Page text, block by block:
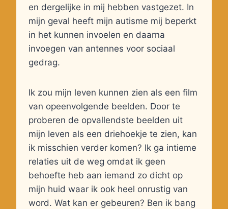
en dergelijke in mij hebben vastgezet. In
mijn geval heeft mijn autisme mij beperkt
in het kunnen invoelen en daarna
invoegen van antennes voor sociaal
gedrag.
Ik zou mijn leven kunnen zien als een film
van opeenvolgende beelden. Door te
proberen de opvallendste beelden uit
mijn leven als een driehoekje te zien, kan
ik misschien verder komen? Ik ga intieme
relaties uit de weg omdat ik geen
behoefte heb aan iemand zo dicht op
mijn huid waar ik ook heel onrustig van
word. Wat kan er gebeuren? Ben ik bang